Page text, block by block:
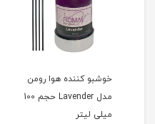
خوشبو کننده هوا رومن
مدل Lavender حجم 100
میلی لیتر